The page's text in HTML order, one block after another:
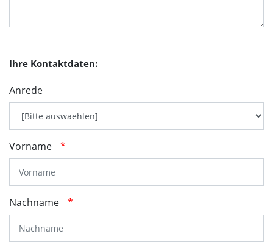
Ihre Kontaktdaten:
Anrede
Vorname *
Nachname *